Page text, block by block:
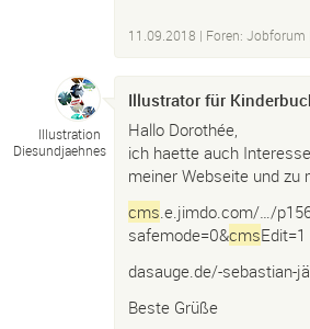
11.09.2018 | Foren: Jobforum
Illustration
Diesundjaehnes
Illustrator für
Hallo Dorothée,
ich haette auch
meiner Webseite und zu
cms .e.jimdo.com/…/
safemode=0&cmsEdit=1
dasauge.de/-sebastian-
Beste Grüße